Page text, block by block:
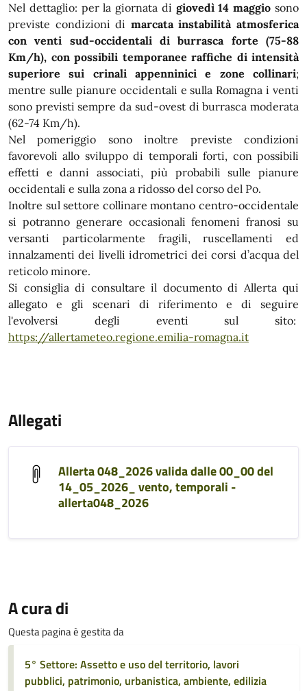
Nel dettaglio: per la giornata di giovedì 14 maggio sono
previste condizioni di marcata instabilità atmosferica
con venti sud-occidentali di burrasca forte (75-88
Km/h), con possibili temporanee raffiche di intensità
superiore sui crinali appenninici e zone collinari;
mentre sulle pianure occidentali e sulla Romagna i venti
sono previsti sempre da sud-ovest di burrasca moderata
(62-74 Km/h).
Nel pomeriggio sono inoltre previste condizioni
favorevoli allo sviluppo di temporali forti, con possibili
effetti e danni associati, più probabili sulle pianure
occidentali e sulla zona a ridosso del corso del Po.
Inoltre sul settore collinare montano centro-occidentale
si potranno generare occasionali fenomeni franosi su
versanti particolarmente fragili, ruscellamenti ed
innalzamenti dei livelli idrometrici dei corsi d’acqua del
reticolo minore.
Si consiglia di consultare il documento di Allerta qui
allegato e gli scenari di riferimento e di seguire
l'evolversi degli eventi sul sito:
https://allertameteo.regione.emilia-romagna.it
Allegati
Allerta 048_2026 valida dalle 00_00 del
14_05_2026_ vento, temporali -
allerta048_2026
A cura di
Questa pagina è gestita da
5° Settore: Assetto e uso del territorio, lavori
pubblici, patrimonio, urbanistica, ambiente, edilizia